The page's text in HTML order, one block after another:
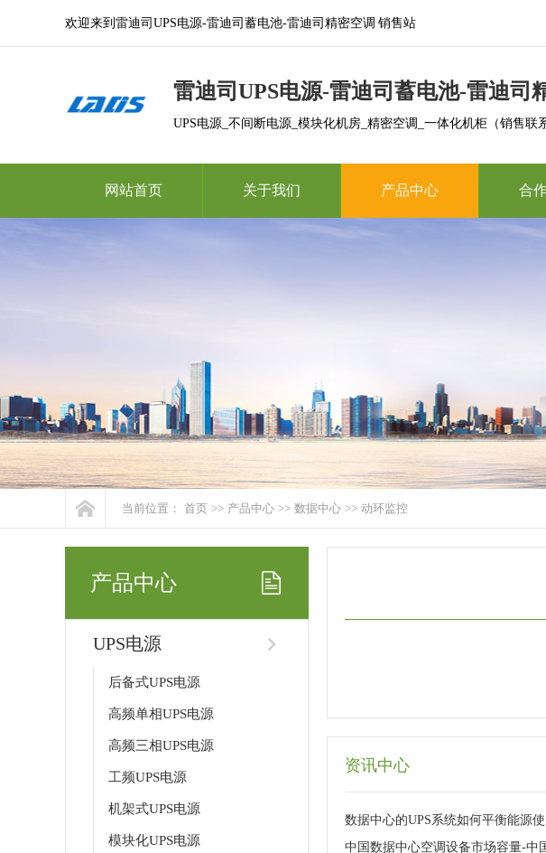
欢迎来到雷迪司UPS电源-雷迪司蓄电池-雷迪司精密空调 销售站
雷迪司UPS电源-雷迪司蓄电池-雷迪司
UPS电源_不间断电源_模块化机房_精密空调_一体化机柜（销售联系
网站首页 关于我们 产品中心 合
当前位置： 首页 >> 产品中心 >> 数据中心 >> 动环监控
产品中心
UPS电源
后备式UPS电源
高频单相UPS电源
高频三相UPS电源
工频UPS电源
机架式UPS电源
模块化UPS电源
资讯中心